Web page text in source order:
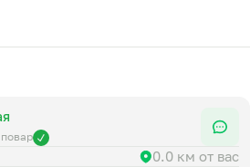
0.0 км от вас